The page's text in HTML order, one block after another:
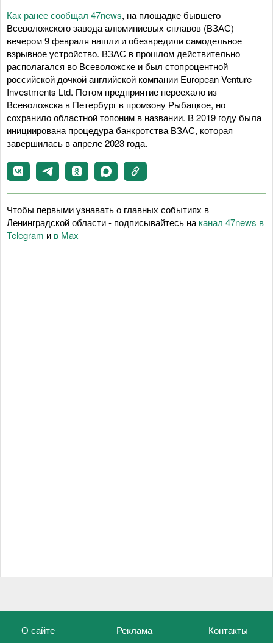
Как ранее сообщал 47news, на площадке бывшего
Всеволожского завода алюминиевых сплавов (ВЗАС)
вечером 9 февраля нашли и обезвредили самодельное
взрывное устройство. ВЗАС в прошлом действительно
располагался во Всеволожске и был стопроцентной
российской дочкой английской компании European Venture
Investments Ltd. Потом предприятие переехало из
Всеволожска в Петербург в промзону Рыбацкое, но
сохранило областной топоним в названии. В 2019 году была
инициирована процедура банкротства ВЗАС, которая
завершилась в апреле 2023 года.
Чтобы первыми узнавать о главных событиях в
Ленинградской области - подписывайтесь на канал 47news в
Telegram и в Maх
О сайте Реклама Контакты